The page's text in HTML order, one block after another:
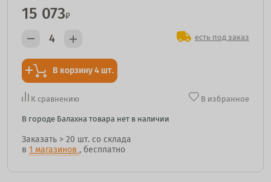
15 073₽
есть под заказ
В корзину 4 шт.
К сравнению В избранное
В городе Балахна товара нет в наличии
Заказать > 20 шт. со склада
в 1 магазинов , бесплатно